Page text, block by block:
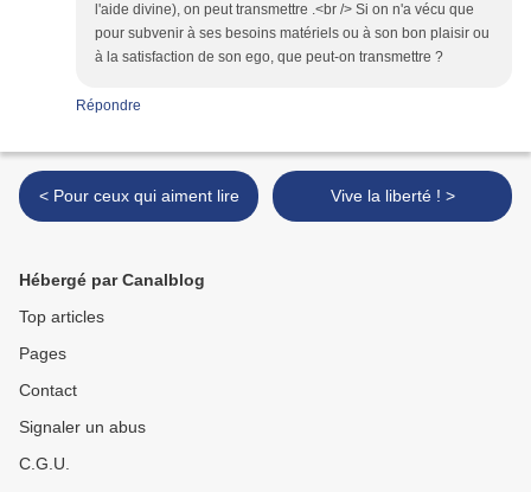
l'aide divine), on peut transmettre .<br /> Si on n'a vécu que
pour subvenir à ses besoins matériels ou à son bon plaisir ou
à la satisfaction de son ego, que peut-on transmettre ?
Répondre
< Pour ceux qui aiment lire Vive la liberté ! >
Hébergé par Canalblog
Top articles
Pages
Contact
Signaler un abus
C.G.U.